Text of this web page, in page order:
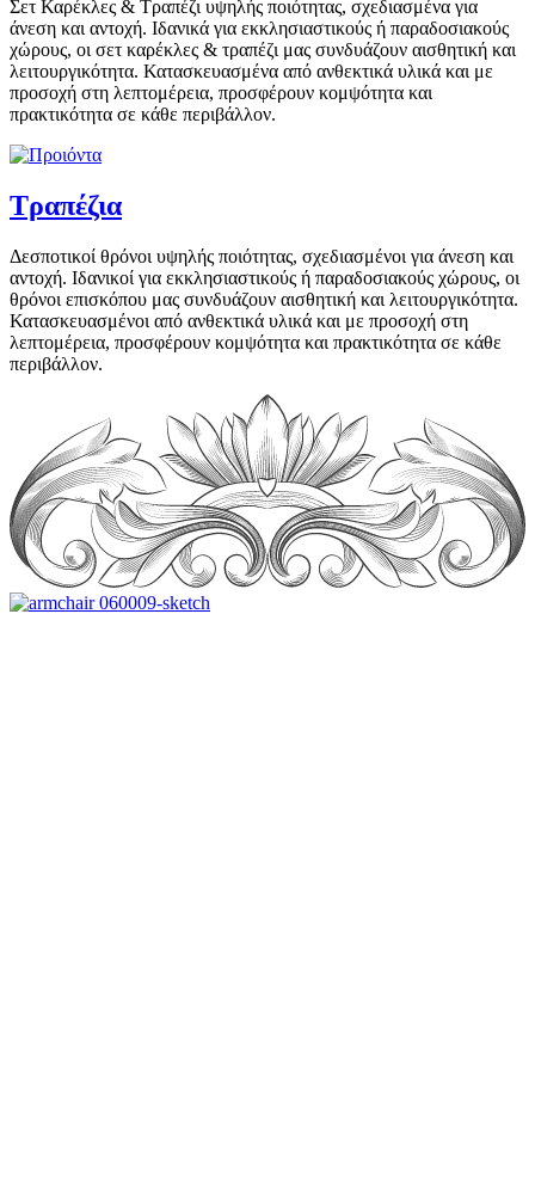
Σετ Καρέκλες & Τραπέζι υψηλής ποιότητας, σχεδιασμένα για
άνεση και αντοχή. Ιδανικά για εκκλησιαστικούς ή παραδοσιακούς
χώρους, οι σετ καρέκλες & τραπέζι μας συνδυάζουν αισθητική και
λειτουργικότητα. Κατασκευασμένα από ανθεκτικά υλικά και με
προσοχή στη λεπτομέρεια, προσφέρουν κομψότητα και
πρακτικότητα σε κάθε περιβάλλον.
Τραπέζια
Δεσποτικοί θρόνοι υψηλής ποιότητας, σχεδιασμένοι για άνεση και
αντοχή. Ιδανικοί για εκκλησιαστικούς ή παραδοσιακούς χώρους, οι
θρόνοι επισκόπου μας συνδυάζουν αισθητική και λειτουργικότητα.
Κατασκευασμένοι από ανθεκτικά υλικά και με προσοχή στη
λεπτομέρεια, προσφέρουν κομψότητα και πρακτικότητα σε κάθε
περιβάλλον.